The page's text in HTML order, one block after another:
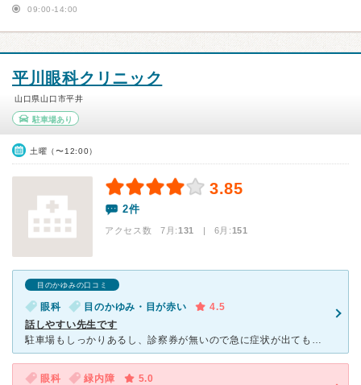
09:00-14:00
平川眼科クリニック
山口県山口市平井
駐車場あり
土曜（〜12:00）
3.85
2件
アクセス数 7月:131 | 6月:151
目のかゆみの口コミ
眼科 目のかゆみ・目が赤い
4.5
話しやすい先生です
駐車場もしっかりあるし、診察券が無いので急に症状が出ても行きやすいです。 行ったら受付で名前を書いて待ちます。 視力検査は顕微鏡みたいに覗くタイプではなく、メガネをかけて片目を隠し遠くのものを見る
眼科 緑内障
5.0